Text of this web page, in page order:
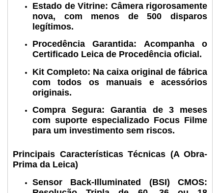
Estado de Vitrine: Câmera rigorosamente
nova, com menos de 500 disparos
legítimos.
Procedência Garantida: Acompanha o
Certificado Leica de Procedência oficial.
Kit Completo: Na caixa original de fábrica
com todos os manuais e acessórios
originais.
Compra Segura: Garantia de 3 meses
com suporte especializado Focus Filme
para um investimento sem riscos.
Principais Características Técnicas (A Obra-
Prima da Leica)
Sensor Back-Illuminated (BSI) CMOS: